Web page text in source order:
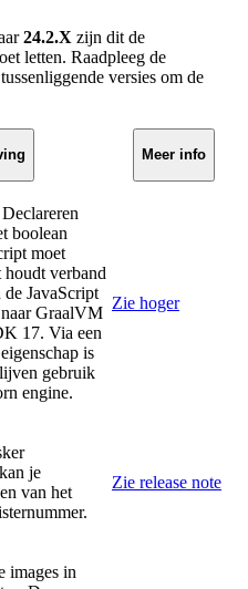
24.2.X zijn dit de
letten. Raadpleeg de
versies om de
Meer info
Declareren
boolean
moet
houdt verband
JavaScript
GraalVM
17. Via een
is
gebruik
engine.
Zie hoger
je
van het
Zie release note
images in